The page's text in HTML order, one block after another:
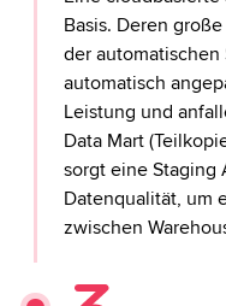
Basis. Deren
der
automatisch
Leistung und
Data Mart
sorgt eine Staging
Datenqualität, um
zwischen